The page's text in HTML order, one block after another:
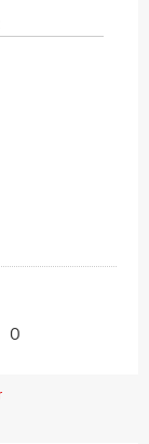
O